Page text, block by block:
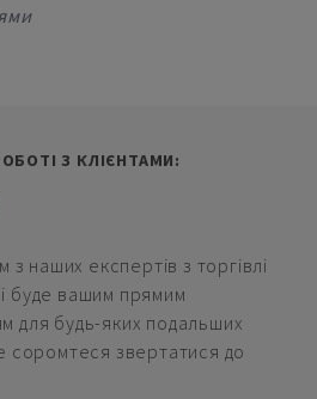
З КЛІЄНТАМИ:
з наших експертів з торгівлі
буде вашим прямим
для будь-яких подальших
соромтеся звертатися до